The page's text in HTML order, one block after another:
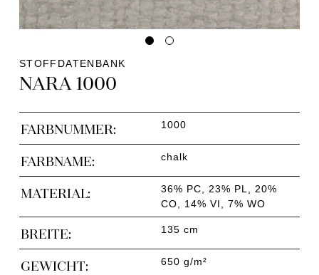
STOFFDATENBANK
NARA 1000
FARBNUMMER: 1000
FARBNAME: chalk
MATERIAL:
36% PC, 23% PL, 20%
CO, 14% VI, 7% WO
BREITE: 135 cm
GEWICHT: 650 g/m²